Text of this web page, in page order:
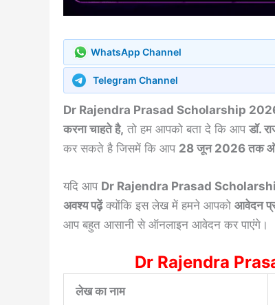
WhatsApp Channel
Telegram Channel
Dr Rajendra Prasad Scholarship 2026:
करना चाहते है, तो हम आपको बता दे कि आप डॉ.
कर सकते है जिसमें कि आप 28 जून 2026 तक
यदि आप Dr Rajendra Prasad
अवश्य पढ़ेंक्योंकि इस लेख में हमने आपको आवेदन
आप बहुत आसानी से ऑनलाइन आवेदन कर पाएंगे।
Dr Rajendra
लेख का नाम